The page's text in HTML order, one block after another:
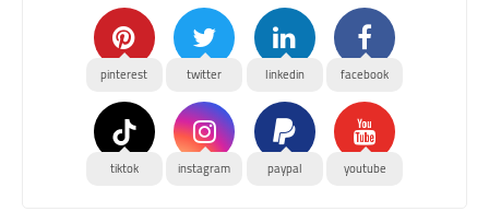
facebook
linkedin
twitter
pinterest
youtube
paypal
instagram
tiktok